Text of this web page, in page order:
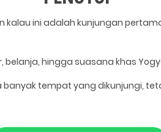
kalau ini adalah kunjungan
hingga suasana khas
tempat yang dikunjungi,